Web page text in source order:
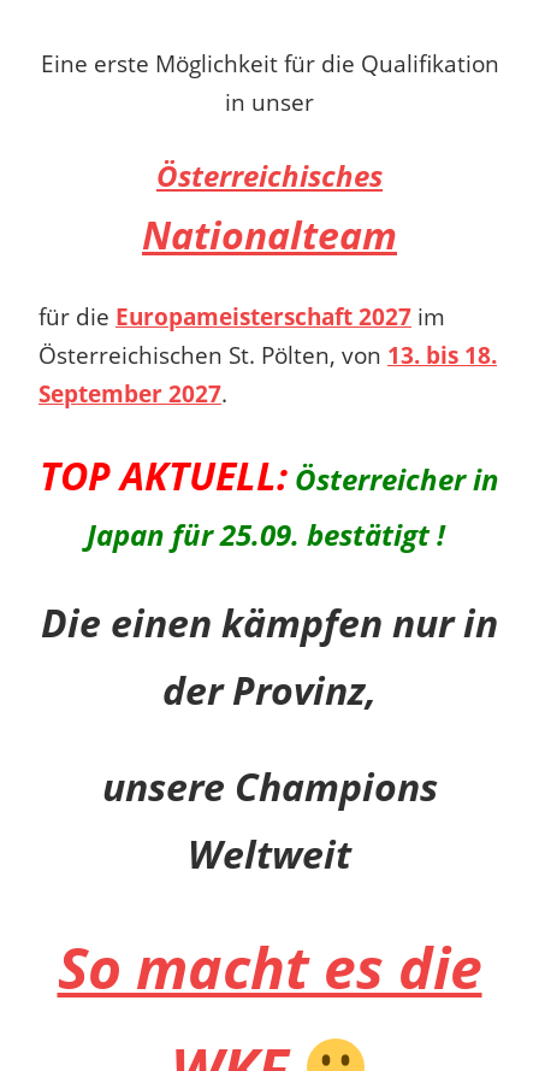
Eine erste Möglichkeit für die Qualifikation
in unser
Österreichisches
Nationalteam
für die Europameisterschaft 2027 im
Österreichischen St. Pölten, von 13. bis 18.
September 2027.
TOP AKTUELL: Österreicher in
Japan für 25.09. bestätigt !
Die einen kämpfen nur in
der Provinz,
unsere Champions
Weltweit
So macht es die